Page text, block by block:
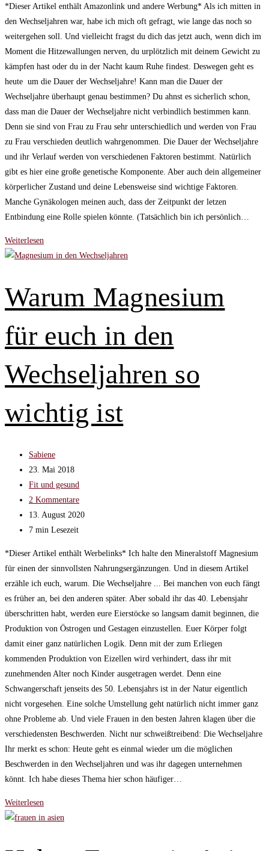
*Dieser Artikel enthält Amazonlink und andere Werbung* Als ich mitten in
den Wechseljahren war, habe ich mich oft gefragt, wie lange das noch so
weitergehen soll. Und vielleicht fragst du dich das jetzt auch, wenn dich im
Moment die Hitzewallungen nerven, du urplötzlich mit deinem Gewicht zu
kämpfen hast oder du in der Nacht kaum Ruhe findest. Deswegen geht es
heute um die Dauer der Wechseljahre! Kann man die Dauer der
Wechseljahre überhaupt genau bestimmen? Du ahnst es sicherlich schon,
dass man die Dauer der Wechseljahre nicht verbindlich bestimmen kann.
Denn sie sind von Frau zu Frau sehr unterschiedlich und werden von Frau
zu Frau verschieden deutlich wahrgenommen. Die Dauer der Wechseljahre
und ihr Verlauf werden von verschiedenen Faktoren bestimmt. Natürlich
gibt es hier eine große genetische Komponente. Aber auch dein allgemeiner
körperlicher Zustand und deine Lebensweise sind wichtige Faktoren.
Manche Gynäkologen meinen auch, dass der Zeitpunkt der letzen
Entbindung eine Rolle spielen könnte. (Tatsächlich bin ich persönlich…
Weiterlesen
Dauer
und
drei
unterschiedlichen
Warum Magnesium
für euch in den
Wechseljahren so
wichtig ist
Beitrags-
Autor:
Sabiene
Beitrag
veröffentlicht:
23. Mai 2018
Beitrags-
Kategorie:
Fit und gesund
Beitrags-
Kommentare:
2 Kommentare
Beitrag
zuletzt
13. August 2020
Lesedauer:
7 min Lesezeit
*Dieser Artikel enthält Werbelinks* Ich halte den Mineralstoff Magnesium
für einen der sinnvollsten Nahrungsergänzungen. Und in diesem Artikel
erzähle ich euch, warum. Die Wechseljahre ... Bei manchen von euch fängt
es früher an, bei den anderen später. Aber sobald ihr das 40. Lebensjahr
überschritten habt, werden eure Eierstöcke so langsam damit beginnen, die
Produktion von Östrogen und Gestagen einzustellen. Euer Körper folgt
damit einer ganz natürlichen Logik. Denn mit der zum Erliegen
kommenden Produktion von Eizellen wird verhindert, dass ihr mit
zunehmenden Alter noch Kinder ausgetragen werdet. Denn eine
Schwangerschaft jenseits des 50. Lebensjahrs ist in der Natur eigentlich
nicht vorgesehen. Eine solche Umstellung geht natürlich nicht immer ganz
ohne Probleme ab. Und viele Frauen in den besten Jahren klagen über die
verschiedensten Beschwerden. Nicht nur schweißtreibend: Die Wechseljahre
Ihr merkt es schon: Heute geht es einmal wieder um die möglichen
Beschwerden in den Wechseljahren und was ihr dagegen unternehmen
könnt. Ich habe dieses Thema hier schon häufiger…
Weiterlesen
Magnesium